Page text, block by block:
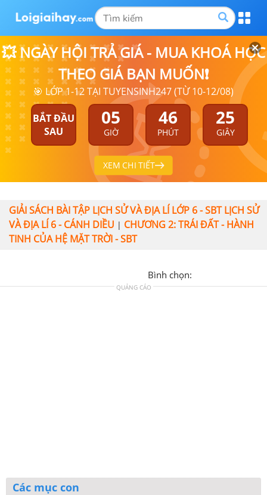
💥 NGÀY HỘI TRẢ GIÁ - MUA KHOÁ HỌC
THEO GIÁ BẠN MUỐN❗
🎯 LỚP 1-12 TẠI TUYENSINH247 (TỪ 10-12/08)
BẮT ĐẦU
SAU
05
GIỜ
46
PHÚT
24
GIÂY
XEM CHI TIẾT
GIẢI SÁCH BÀI TẬP LỊCH SỬ VÀ ĐỊA LÍ LỚP 6 - SBT LỊCH SỬ
VÀ ĐỊA LÍ 6 - CÁNH DIỀU | CHƯƠNG 2: TRÁI ĐẤT - HÀNH
TINH CỦA HỆ MẶT TRỜI - SBT
Bình chọn:
QUẢNG CÁO
Các mục con